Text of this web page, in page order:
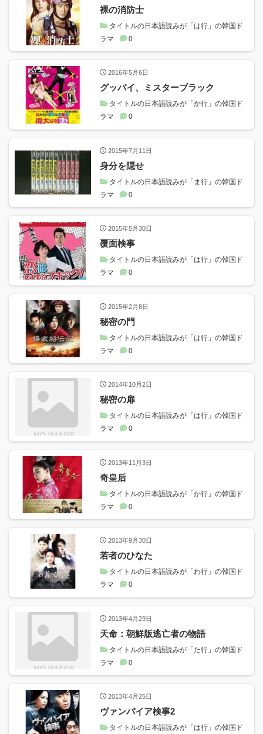
裸の消防士
タイトルの日本語読みが「は行」の韓国ド
ラマ
0
2016年5月6日
グッバイ、ミスターブラック
タイトルの日本語読みが「か行」の韓国ド
ラマ
0
2015年7月11日
身分を隠せ
タイトルの日本語読みが「ま行」の韓国ド
ラマ
0
2015年5月30日
覆面検事
タイトルの日本語読みが「は行」の韓国ド
ラマ
0
2015年2月8日
秘密の門
タイトルの日本語読みが「は行」の韓国ド
ラマ
0
2014年10月2日
秘密の扉
タイトルの日本語読みが「は行」の韓国ド
ラマ
0
2013年11月3日
奇皇后
タイトルの日本語読みが「か行」の韓国ド
ラマ
0
2013年9月30日
若者のひなた
タイトルの日本語読みが「わ行」の韓国ド
ラマ
0
2013年4月29日
天命：朝鮮版逃亡者の物語
タイトルの日本語読みが「た行」の韓国ド
ラマ
0
2013年4月25日
ヴァンパイア検事2
タイトルの日本語読みが「は行」の韓国ド